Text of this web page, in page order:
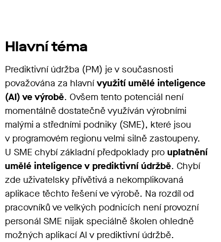
Hlavní téma
Prediktivní údržba (PM) je v současnosti
považována za hlavní využití umělé inteligence
(AI) ve výrobě. Ovšem tento potenciál není
momentálně dostatečně využíván výrobními
malými a středními podniky (SME), které jsou
v programovém regionu velmi silně zastoupeny.
U SME chybí základní předpoklady pro uplatnění
umělé inteligence v prediktivní údržbě. Chybí
zde uživatelsky přívětivá a nekomplikovaná
aplikace těchto řešení ve výrobě. Na rozdíl od
pracovníků ve velkých podnicích není provozní
personál SME nijak speciálně školen ohledně
možných aplikací AI v prediktivní údržbě.